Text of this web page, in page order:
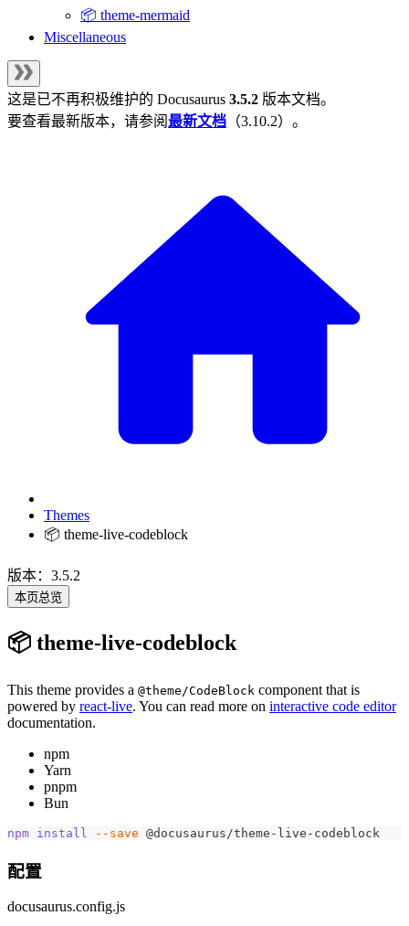
📦 theme-mermaid
Miscellaneous
这是已不再积极维护的 Docusaurus 3.5.2 版本文档。
要查看最新版本，请参阅最新文档 （3.10.2）。
Themes
📦 theme-live-codeblock
版本：3.5.2
本页总览
📦 theme-live-codeblock
This theme provides a @theme/CodeBlock component that is
powered by react-live. You can read more on interactive code editor
documentation.
npm
Yarn
pnpm
Bun
npm install --save @docusaurus/theme-live-codeblock
配置
docusaurus.config.js